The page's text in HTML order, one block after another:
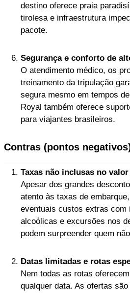
destino oferece praia
tirolesa e infraestrutura
pacote.
Segurança e conforto de
O atendimento médico, os
treinamento da tripulação
segura mesmo em tempos
Royal também oferece
para viajantes brasileiros.
Contras (pontos
Taxas não inclusas no
Apesar dos grandes
atento às taxas de
eventuais custos extras com
alcoólicas e excursões nos
podem surpreender quem
Datas limitadas e rotas
Nem todas as rotas
qualquer data. As ofertas